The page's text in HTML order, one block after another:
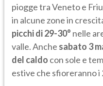
piogge tra Veneto e
in alcune zone in
picchi di 29-30° nelle
valle. Anche sabato 3
del caldo con sole e
estive che sfioreranno i